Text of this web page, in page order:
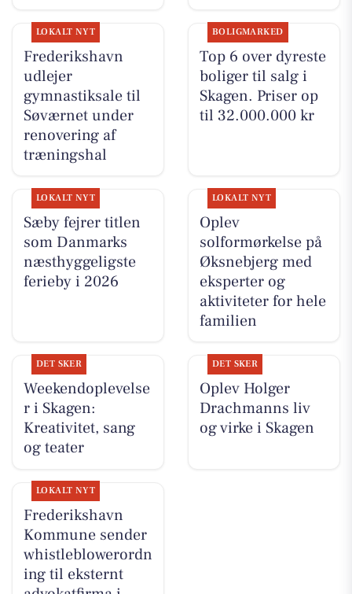
LOKALT NYT
Frederikshavn
udlejer
gymnastiksale til
Søværnet under
renovering af
træningshal
BOLIGMARKED
Top 6 over dyreste
boliger til salg i
Skagen. Priser op
til 32.000.000 kr
LOKALT NYT
Sæby fejrer titlen
som Danmarks
næsthyggeligste
ferieby i 2026
LOKALT NYT
Oplev
solformørkelse på
Øksnebjerg med
eksperter og
aktiviteter for hele
familien
DET SKER
Weekendoplevelse
r i Skagen:
Kreativitet, sang
og teater
DET SKER
Oplev Holger
Drachmanns liv
og virke i Skagen
LOKALT NYT
Frederikshavn
Kommune sender
whistleblowerordn
ing til eksternt